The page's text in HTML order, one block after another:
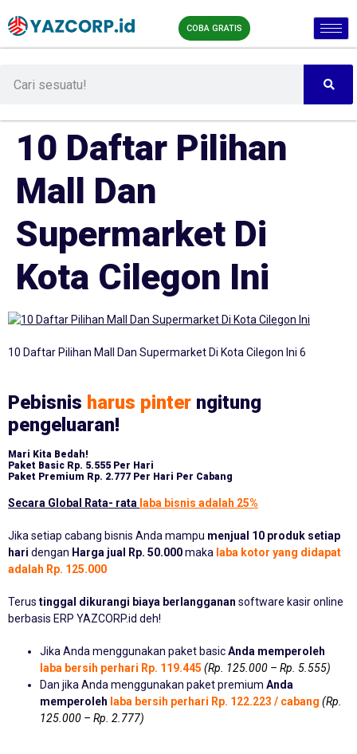
COBA GRATIS
10 Daftar Pilihan
Mall Dan
Supermarket Di
Kota Cilegon Ini
10 Daftar Pilihan Mall Dan Supermarket Di Kota Cilegon Ini 6
Pebisnis harus pinter ngitung
pengeluaran!
Mari Kita Bedah!
Paket Basic Rp. 5.555 Per Hari
Paket Premium Rp. 2.777 Per Hari Per Cabang
Secara Global Rata- rata laba bisnis adalah 25%
Jika setiap cabang bisnis Anda mampu menjual 10 produk setiap
hari dengan Harga jual Rp. 50.000maka laba kotor yang didapat
adalah Rp. 125.000
Terus tinggal dikurangi biaya berlangganan software kasir online
berbasis ERP YAZCORP.id deh!
Jika Anda menggunakan paket basicAnda memperoleh
laba bersih perhari Rp. 119.445 (Rp. 125.000 – Rp. 5.555)
Dan jika Anda menggunakan paket premium Anda
memperoleh laba bersih perhari Rp. 122.223 / cabang (Rp.
125.000 – Rp. 2.777)